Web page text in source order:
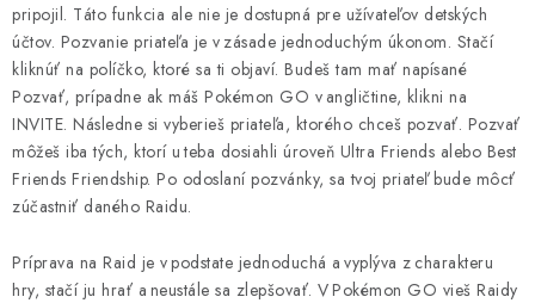
pripojil. Táto funkcia ale nie je dostupná pre užívateľov detských
účtov. Pozvanie priateľa je v zásade jednoduchým úkonom. Stačí
kliknúť na políčko, ktoré sa ti objaví. Budeš tam mať napísané
Pozvať, prípadne ak máš Pokémon GO v angličtine, klikni na
INVITE. Následne si vyberieš priateľa, ktorého chceš pozvať. Pozvať
môžeš iba tých, ktorí u teba dosiahli úroveň Ultra Friends alebo Best
Friends Friendship. Po odoslaní pozvánky, sa tvoj priateľ bude môcť
zúčastniť daného Raidu.
Príprava na Raid je v podstate jednoduchá a vyplýva z charakteru
hry, stačí ju hrať a neustále sa zlepšovať. V Pokémon GO vieš Raidy